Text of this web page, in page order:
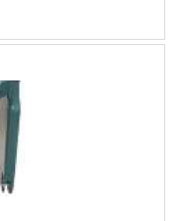
preço de
para
Nesse
UV para
a fim
e permitir
melhor